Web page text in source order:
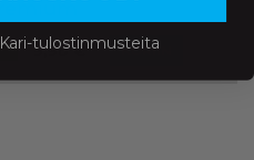
9,90€ KORIIN
tulostinmusteita